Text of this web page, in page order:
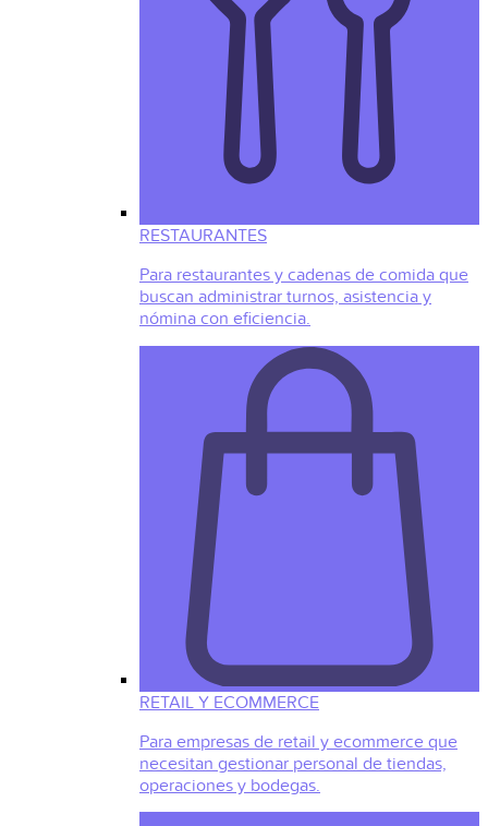
RESTAURANTES
Para restaurantes y cadenas de comida que
buscan administrar turnos, asistencia y
nómina con eficiencia.
RETAIL Y ECOMMERCE
Para empresas de retail y ecommerce que
necesitan gestionar personal de tiendas,
operaciones y bodegas.